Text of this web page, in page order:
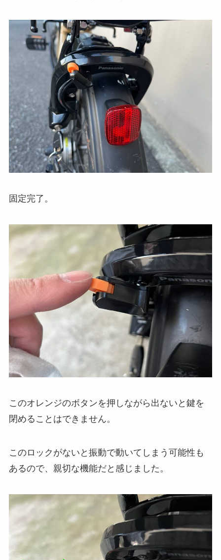
固定完了。
このオレンジのボタンを押しながら出ないと鍵を
閉めることはできません。
このロックがないと振動で動いてしまう可能性も
あるので、親切な機能だと感じました。